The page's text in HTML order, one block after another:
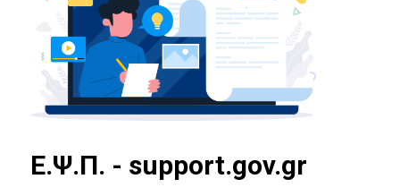
E.Ψ.Π. - support.gov.gr